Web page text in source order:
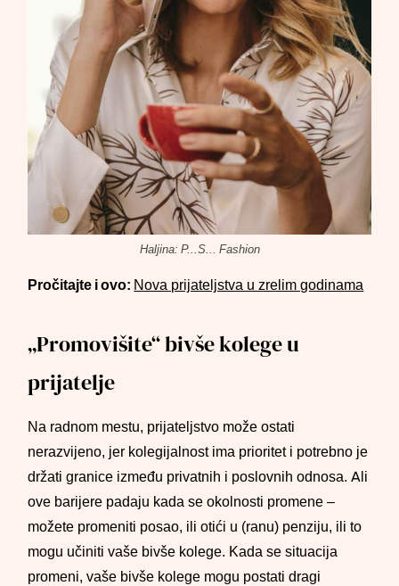
Haljina: P...S... Fashion
Pročitajte i ovo: Nova prijateljstva u zrelim godinama
„Promovišite“ bivše kolege u
prijatelje
Na radnom mestu, prijateljstvo može ostati
nerazvijeno, jer kolegijalnost ima prioritet i potrebno je
držati granice između privatnih i poslovnih odnosa. Ali
ove barijere padaju kada se okolnosti promene –
možete promeniti posao, ili otići u (ranu) penziju, ili to
mogu učiniti vaše bivše kolege. Kada se situacija
promeni, vaše bivše kolege mogu postati dragi